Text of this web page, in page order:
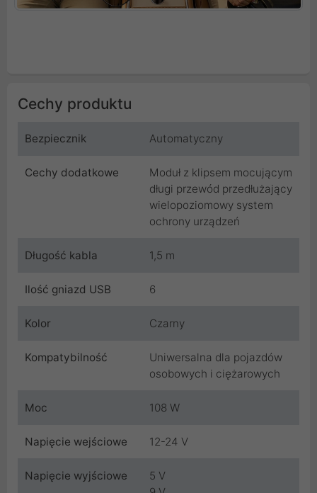
Cechy produktu
Bezpiecznik Automatyczny
Cechy dodatkowe
Moduł z klipsem mocującym
długi przewód przedłużający
wielopoziomowy system
ochrony urządzeń
Długość kabla 1,5 m
Ilość gniazd USB 6
Kolor Czarny
Kompatybilność
Uniwersalna dla pojazdów
osobowych i ciężarowych
Moc 108 W
Napięcie wejściowe 12-24 V
Napięcie wyjściowe
5 V